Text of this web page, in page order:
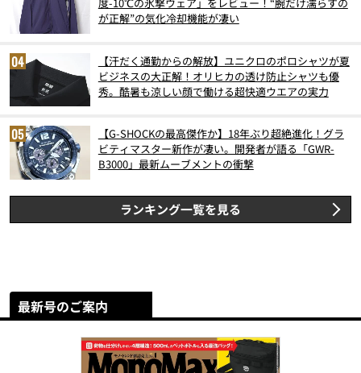
が正解”の気化冷却機能が凄い
【汗だく通勤からの解放】ユニクロのポロシャツが夏
ビジネスの大正解！オリヒカの透け防止シャツも優
秀。酷暑も涼しい顔で働ける超快適ウエアの実力
【G-SHOCKの最高傑作か】18年ぶり超絶進化！グラ
ビティマスター新作が凄い。開発者が語る「GWR-
B3000」最新ムーブメントの衝撃
ランキング一覧を見る
最新号のご案内